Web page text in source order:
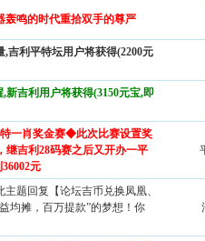
轰鸣的时代重拾双手的尊严
吉利平特坛用户将获得(2200元
新吉利用户将获得(3150元宝,即
一肖奖金赛◆此次比赛设置奖
继吉利28码赛之后又开办一平
元
主题回复【论坛吉币兑换凤凰、
均摊，百万提款”的梦想！你